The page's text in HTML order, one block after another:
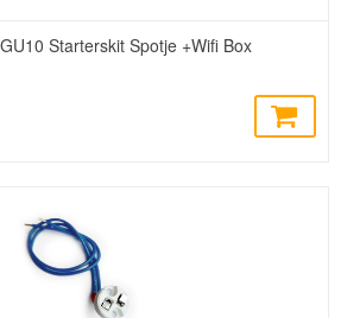
Starterskit Spotje +Wifi Box